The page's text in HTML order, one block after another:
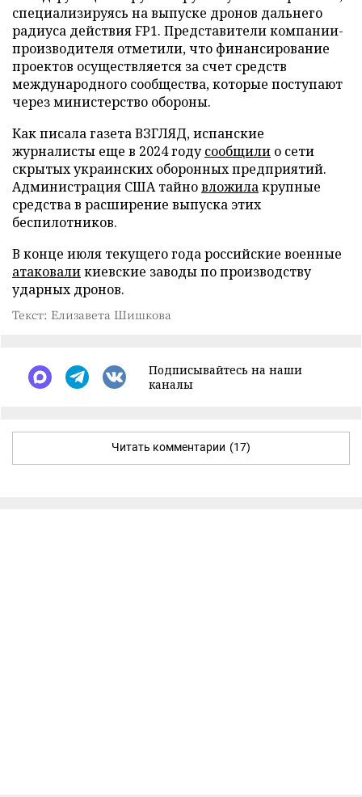
специализируясь на выпуске дронов дальнего
радиуса действия FP1. Представители компании-
производителя отметили, что финансирование
проектов осуществляется за счет средств
международного сообщества, которые поступают
через министерство обороны.
Как писала газета ВЗГЛЯД, испанские
журналисты еще в 2024 годусообщили о сети
скрытых украинских оборонных предприятий.
Администрация США тайновложилакрупные
средства в расширение выпуска этих
беспилотников.
В конце июля текущего года российские военные
атаковаликиевские заводы по производству
ударных дронов.
Текст: Елизавета Шишкова
Подписывайтесь на наши
каналы
Читать комментарии (17)